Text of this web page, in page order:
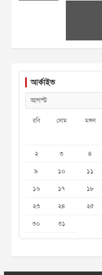
আর্কাইভ
রবি সোম মঙ্গল
২
৩ ৪
৯
১০ ১১
১৬
১৭ ১৮
২৩
২৪ ২৫
৩০
৩১